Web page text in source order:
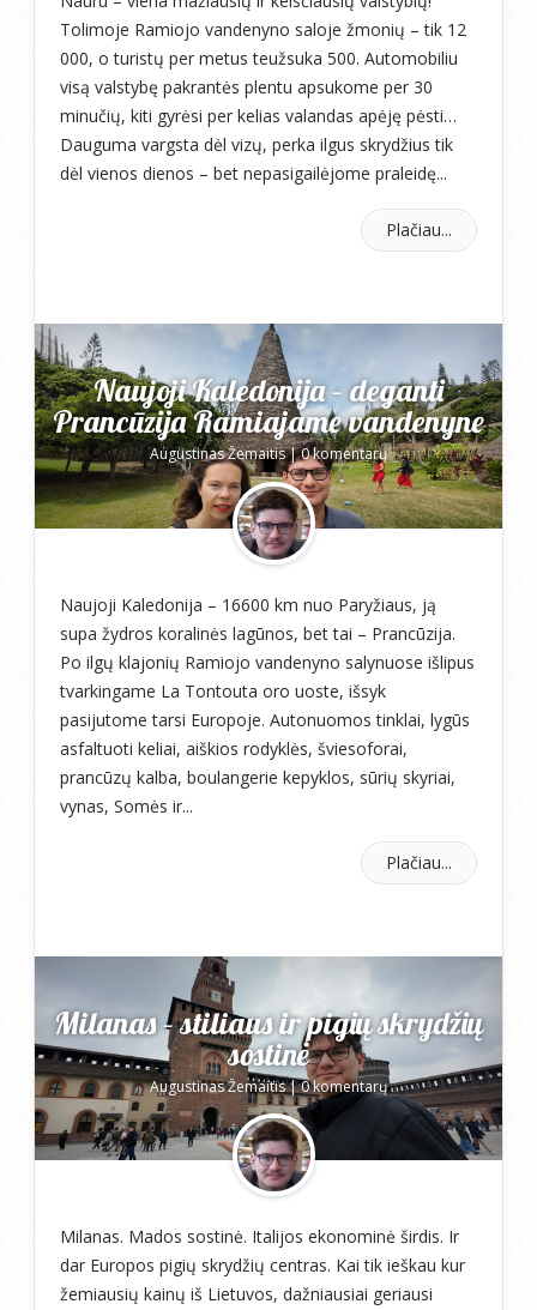
Tolimoje Ramiojo vandenyno saloje žmonių – tik 12
000, o turistų per metus teužsuka 500. Automobiliu
visą valstybę pakrantės plentu apsukome per 30
minučių, kiti gyrėsi per kelias valandas apėję pėsti…
Dauguma vargsta dėl vizų, perka ilgus skrydžius tik
dėl vienos dienos – bet nepasigailėjome praleidę...
Plačiau...
Naujoji Kaledonija – deganti
Prancūzija Ramiajame vandenyne
Augustinas Žemaitis|0 komentarų
Naujoji Kaledonija – 16600 km nuo Paryžiaus, ją
supa žydros koralinės lagūnos, bet tai – Prancūzija.
Po ilgų klajonių Ramiojo vandenyno salynuose išlipus
tvarkingame La Tontouta oro uoste, išsyk
pasijutome tarsi Europoje. Autonuomos tinklai, lygūs
asfaltuoti keliai, aiškios rodyklės, šviesoforai,
prancūzų kalba, boulangerie kepyklos, sūrių skyriai,
vynas, Somės ir...
Plačiau...
Milanas – stiliaus ir pigių skrydžių
sostinė
Augustinas Žemaitis|0 komentarų
Milanas. Mados sostinė. Italijos ekonominė širdis. Ir
dar Europos pigių skrydžių centras. Kai tik ieškau kur
žemiausių kainų iš Lietuvos, dažniausiai geriausi